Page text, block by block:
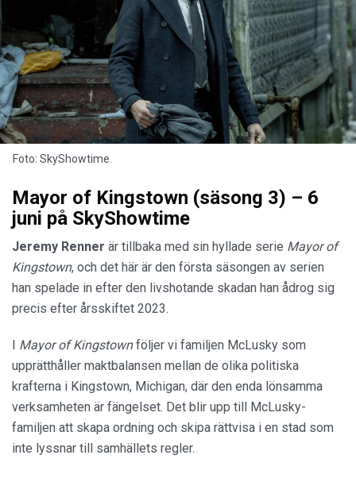
Foto: SkyShowtime.
Mayor of Kingstown (säsong 3) – 6
juni på SkyShowtime
Jeremy Renner är tillbaka med sin hyllade serie Mayor of
Kingstown, och det här är den första säsongen av serien
han spelade in efter den livshotande skadan han ådrog sig
precis efter årsskiftet 2023.
I Mayor of Kingstownföljer vi familjen McLusky som
upprätthåller maktbalansen mellan de olika politiska
krafterna i Kingstown, Michigan, där den enda lönsamma
verksamheten är fängelset. Det blir upp till McLusky-
familjen att skapa ordning och skipa rättvisa i en stad som
inte lyssnar till samhällets regler.